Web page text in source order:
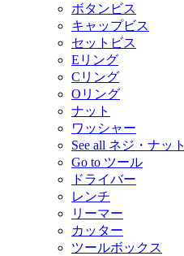
ボタンビス
キャップビス
セットビス
Eリング
Cリング
Oリング
ナット
ワッシャー
See all ネジ・ナット
Go to ツール
ドライバー
レンチ
リーマー
カッター
ツールボックス